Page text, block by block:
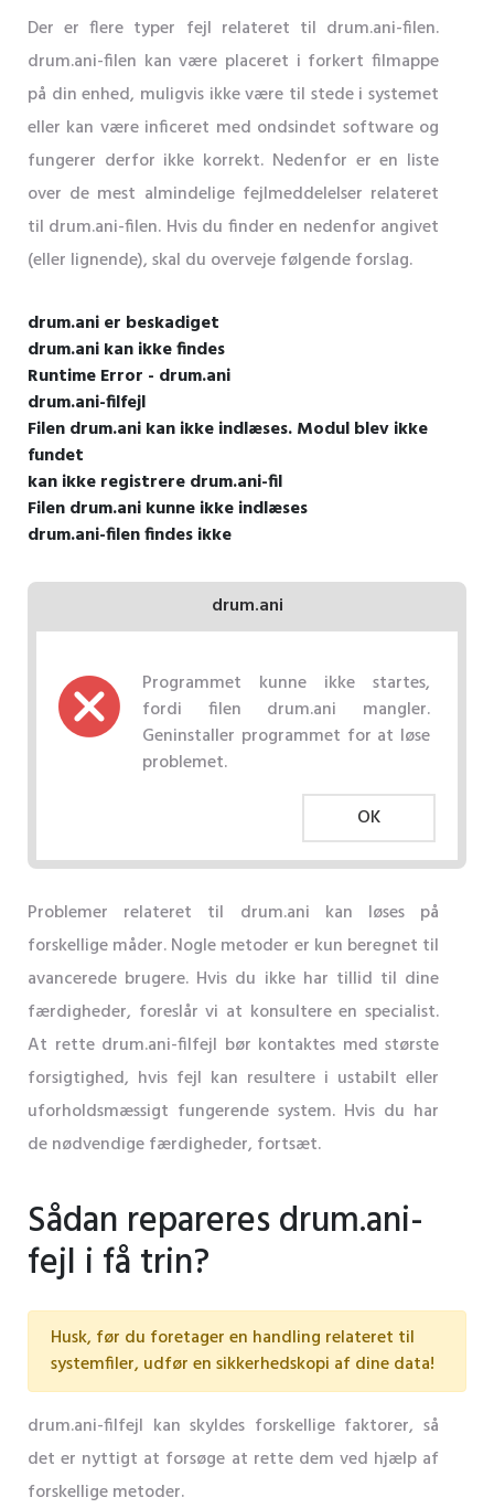
Der er flere typer fejl relateret til drum.ani-filen.
drum.ani-filen kan være placeret i forkert filmappe
på din enhed, muligvis ikke være til stede i systemet
eller kan være inficeret med ondsindet software og
fungerer derfor ikke korrekt. Nedenfor er en liste
over de mest almindelige fejlmeddelelser relateret
til drum.ani-filen. Hvis du finder en nedenfor angivet
(eller lignende), skal du overveje følgende forslag.
drum.ani er beskadiget
drum.ani kan ikke findes
Runtime Error - drum.ani
drum.ani-filfejl
Filen drum.ani kan ikke indlæses. Modul blev ikke
fundet
kan ikke registrere drum.ani-fil
Filen drum.ani kunne ikke indlæses
drum.ani-filen findes ikke
drum.ani
Programmet kunne ikke startes,
fordi filen drum.ani mangler.
Geninstaller programmet for at løse
problemet.
OK
Problemer relateret til drum.ani kan løses på
forskellige måder. Nogle metoder er kun beregnet til
avancerede brugere. Hvis du ikke har tillid til dine
færdigheder, foreslår vi at konsultere en specialist.
At rette drum.ani-filfejl bør kontaktes med største
forsigtighed, hvis fejl kan resultere i ustabilt eller
uforholdsmæssigt fungerende system. Hvis du har
de nødvendige færdigheder, fortsæt.
Sådan repareres drum.ani-
fejl i få trin?
Husk, før du foretager en handling relateret til
systemfiler, udfør en sikkerhedskopi af dine data!
drum.ani-filfejl kan skyldes forskellige faktorer, så
det er nyttigt at forsøge at rette dem ved hjælp af
forskellige metoder.